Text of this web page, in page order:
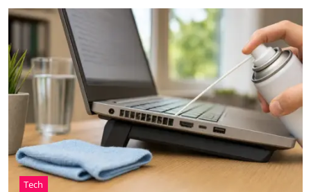
Tech